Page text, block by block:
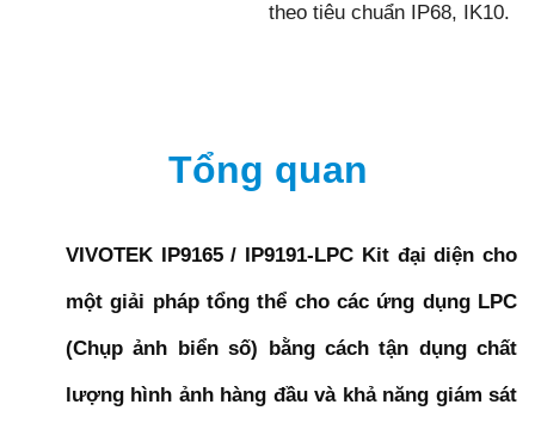
theo tiêu chuẩn IP68, IK10.
Tổng quan
VIVOTEK IP9165 / IP9191-LPC Kit đại diện cho
một giải pháp tổng thể cho các ứng dụng LPC
(Chụp ảnh biển số) bằng cách tận dụng chất
lượng hình ảnh hàng đầu và khả năng giám sát